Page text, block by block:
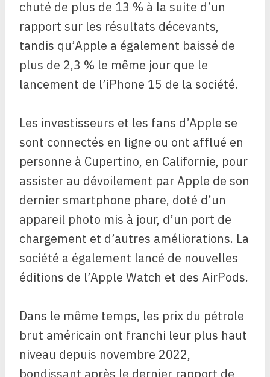
chuté de plus de 13 % à la suite d’un
rapport sur les résultats décevants,
tandis qu’Apple a également baissé de
plus de 2,3 % le même jour que le
lancement de l’iPhone 15 de la société.
Les investisseurs et les fans d’Apple se
sont connectés en ligne ou ont afflué en
personne à Cupertino, en Californie, pour
assister au dévoilement par Apple de son
dernier smartphone phare, doté d’un
appareil photo mis à jour, d’un port de
chargement et d’autres améliorations. La
société a également lancé de nouvelles
éditions de l’Apple Watch et des AirPods.
Dans le même temps, les prix du pétrole
brut américain ont franchi leur plus haut
niveau depuis novembre 2022,